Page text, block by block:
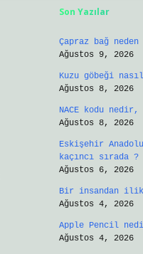
Son Yazılar
Çapraz bağ
Ağustos 9, 2026
Kuzu göbeği
Ağustos 8, 2026
NACE kodu
Ağustos 8, 2026
Eskişehir
kaçıncı sırada ?
Ağustos 6, 2026
Bir insandan
Ağustos 4, 2026
Apple Pencil
Ağustos 4, 2026